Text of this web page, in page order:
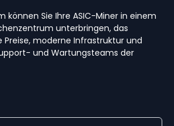
können Sie Ihre ASIC-Miner in einem
unterbringen, das
moderne Infrastruktur und
und Wartungsteams der